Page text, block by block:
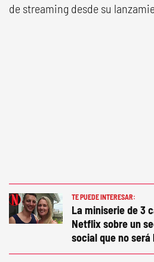
de streaming desde su
TE PUEDE INTERESAR:
La miniserie de 3
Netflix sobre un
social que no será